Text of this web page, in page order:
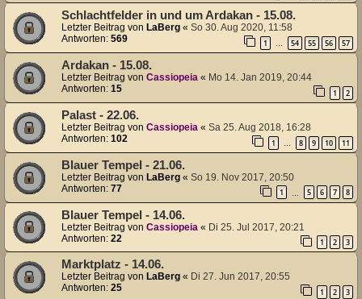
Schlachtfelder in und um Ardakan - 15.08.
Letzter Beitrag von LaBerg « So 30. Aug 2020, 11:58
Antworten: 569 1 … 54 55 56 57
Ardakan - 15.08.
Letzter Beitrag von Cassiopeia « Mo 14. Jan 2019, 20:44
Antworten: 15 1 2
Palast - 22.06.
Letzter Beitrag von Cassiopeia « Sa 25. Aug 2018, 16:28
Antworten: 102 1 8 9 10 11
Blauer Tempel - 21.06.
Letzter Beitrag von LaBerg « So 19. Nov 2017, 20:50
Antworten: 77 1 5 6 7 8
Blauer Tempel - 14.06.
Letzter Beitrag von Cassiopeia « Di 25. Jul 2017, 20:21
Antworten: 22 1 2 3
Marktplatz - 14.06.
Letzter Beitrag von LaBerg « Di 27. Jun 2017, 20:55
Antworten: 25 1 2 3